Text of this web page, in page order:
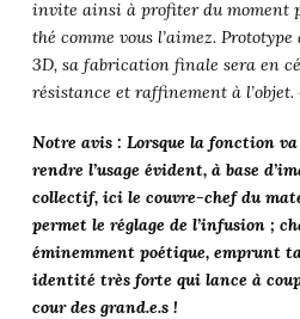
invite ainsi à profiter du moment
thé comme vous l’aimez.
3D, sa fabrication finale sera en
résistance et raffinement à l’objet.
Notre avis : Lorsque la fonction
rendre l’usage évident, à base
collectif, ici le couvre-chef du
permet le réglage de l’infusion ;
éminemment poétique, emprunt
identité très forte qui lance à
cour des grand.e.s !